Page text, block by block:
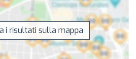
i risultati sulla mappa